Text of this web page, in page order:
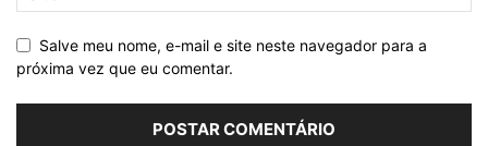
Salve meu nome, e-mail e site neste navegador para a
próxima vez que eu comentar.